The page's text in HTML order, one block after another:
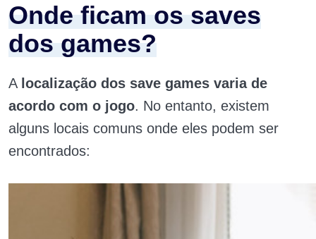
Onde ficam os saves
dos games?
A localização dos save games varia de
acordo com o jogo. No entanto, existem
alguns locais comuns onde eles podem ser
encontrados: